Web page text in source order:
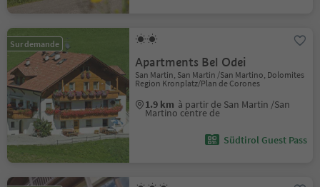
Sur demande
Apartments Bel Odei
San Martin, San Martin /San Martino, Dolomites
Region Kronplatz/Plan de Corones
1.9 km à partir de San Martin /San
Martino centre de
Südtirol Guest Pass